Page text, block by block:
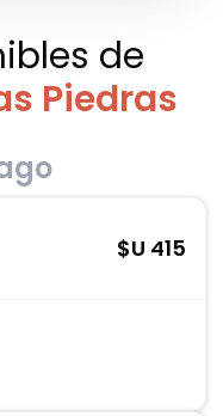
de
Piedras
$U 415